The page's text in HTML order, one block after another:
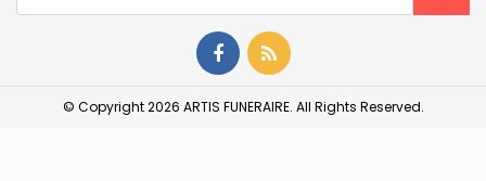
© Copyright 2026 ARTIS FUNERAIRE. All Rights Reserved.